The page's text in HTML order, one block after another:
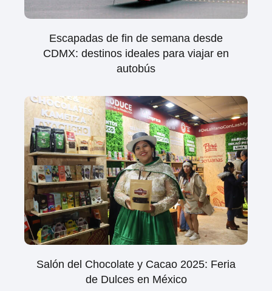
Escapadas de fin de semana desde
CDMX: destinos ideales para viajar en
autobús
Salón del Chocolate y Cacao 2025: Feria
de Dulces en México